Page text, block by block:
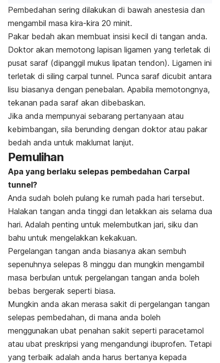
Pembedahan sering dilakukan di bawah anestesia dan
mengambil masa kira-kira 20 minit.
Pakar bedah akan membuat insisi kecil di tangan anda.
Doktor akan memotong lapisan ligamen yang terletak di
pusat saraf (dipanggil mukus lipatan tendon). Ligamen ini
terletak di siling carpal tunnel. Punca saraf dicubit antara
lisu biasanya dengan penebalan. Apabila memotongnya,
tekanan pada saraf akan dibebaskan.
Jika anda mempunyai sebarang pertanyaan atau
kebimbangan, sila berunding dengan doktor atau pakar
bedah anda untuk maklumat lanjut.
Pemulihan
Apa yang berlaku selepas pembedahan Carpal
tunnel?
Anda sudah boleh pulang ke rumah pada hari tersebut.
Halakan tangan anda tinggi dan letakkan ais selama dua
hari. Adalah penting untuk melembutkan jari, siku dan
bahu untuk mengelakkan kekakuan.
Pergelangan tangan anda biasanya akan sembuh
sepenuhnya selepas 8 minggu dan mungkin mengambil
masa berbulan untuk pergelangan tangan anda boleh
bebas bergerak seperti biasa.
Mungkin anda akan merasa sakit di pergelangan tangan
selepas pembedahan, di mana anda boleh
menggunakan ubat penahan sakit seperti paracetamol
atau ubat preskripsi yang mengandungi ibuprofen. Tetapi
yang terbaik adalah anda harus bertanya kepada